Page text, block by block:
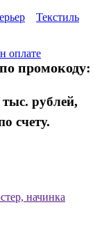
Текстиль
промокоду:
рублей,
счету.
начинка